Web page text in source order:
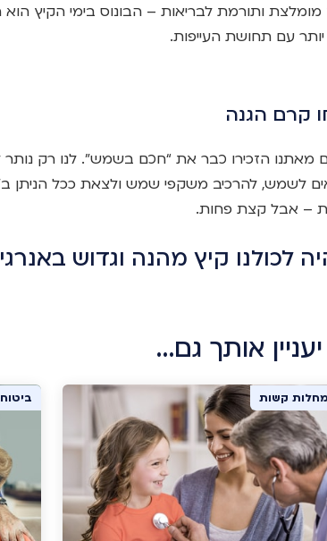
ותורמת לבריאות – הבונוס בימי הקיץ
יותר עם תחושת העייפות.
קרם הגנה
מאתנו הזכירו כבר את “חכם בשמש”. לנו רק
לשמש, להרכיב משקפי שמש ולצאת ככל הניתן
– אבל קצת פחות.
לכולנו קיץ מהנה וגדוש
אותך גם…
קשות